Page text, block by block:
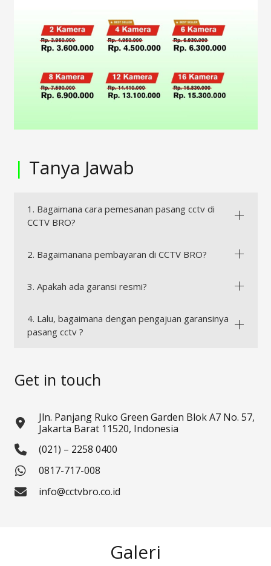
| Tanya Jawab
1. Bagaimana cara pemesanan pasang cctv di
CCTV BRO?
2. Bagaimanana pembayaran di CCTV BRO?
3. Apakah ada garansi resmi?
4. Lalu, bagaimana dengan pengajuan garansinya
pasang cctv ?
Get in touch
Jln. Panjang Ruko Green Garden Blok A7 No. 57,
Jakarta Barat 11520, Indonesia
(021) – 2258 0400
0817-717-008
info@cctvbro.co.id
Galeri